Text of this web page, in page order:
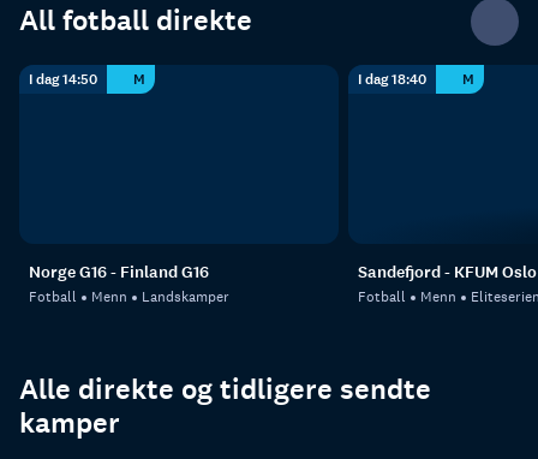
All fotball direkte
I dag 14:50 M
Norge G16 - Finland G16
Fotball Menn Landskamper
I dag 18:40 M
Sandefjord - KFUM Oslo
Fotball Menn
Alle direkte og tidligere sendte
kamper